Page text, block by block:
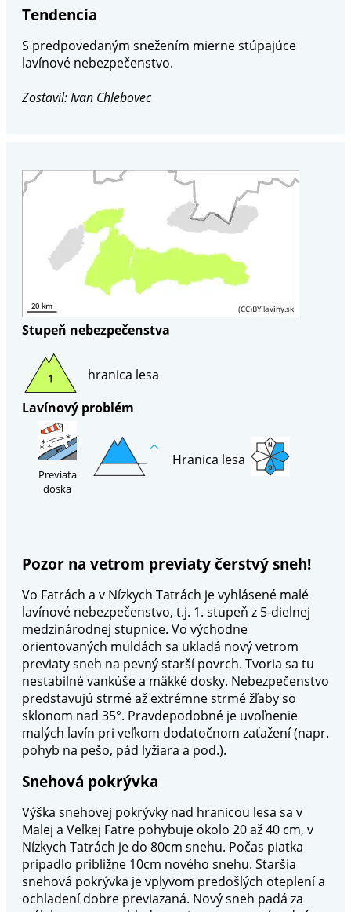
Tendencia
S predpovedaným snežením mierne stúpajúce
lavínové nebezpečenstvo.
Zostavil: Ivan Chlebovec
Stupeň nebezpečenstva
hranica lesa
Lavínový problém
Previata
doska
Hranica lesa
Pozor na vetrom previaty čerstvý sneh!
Vo Fatrách a v Nízkych Tatrách je vyhlásené malé
lavínové nebezpečenstvo, t.j. 1. stupeň z 5-dielnej
medzinárodnej stupnice. Vo východne
orientovaných muldách sa ukladá nový vetrom
previaty sneh na pevný starší povrch. Tvoria sa tu
nestabilné vankúše a mäkké dosky. Nebezpečenstvo
predstavujú strmé až extrémne strmé žľaby so
sklonom nad 35°. Pravdepodobné je uvoľnenie
malých lavín pri veľkom dodatočnom zaťažení (napr.
pohyb na pešo, pád lyžiara a pod.).
Snehová pokrývka
Výška snehovej pokrývky nad hranicou lesa sa v
Malej a Veľkej Fatre pohybuje okolo 20 až 40 cm, v
Nízkych Tatrách je do 80cm snehu. Počas piatka
pripadlo približne 10cm nového snehu. Staršia
snehová pokrývka je vplyvom predošlých oteplení a
ochladení dobre previazaná. Nový sneh padá za